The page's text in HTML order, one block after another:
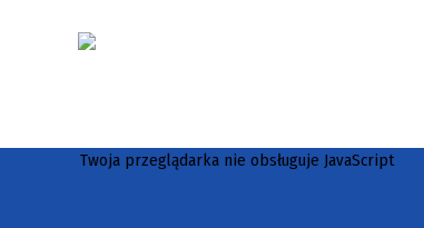
Twoja przeglądarka nie obsługuje JavaScript